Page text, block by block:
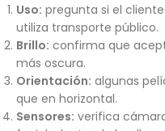
Uso: pregunta si el
utiliza transporte público.
Brillo: confirma que
más oscura.
Orientación: algunas
que en horizontal.
Sensores: verifica